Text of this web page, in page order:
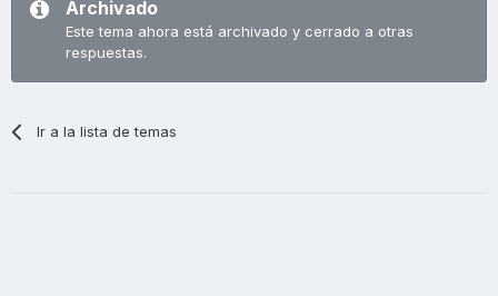
Archivado
Este tema ahora está archivado y cerrado a otras
respuestas.
Ir a la lista de temas